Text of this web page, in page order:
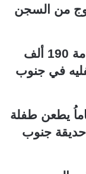
من السجن
السجن عامين وغرامة 190 ألف
في جنوب
عمره 15 عاماُ يطعن طفلة
جنوب